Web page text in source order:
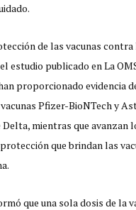
de las vacunas contra
estudio publicado en La
proporcionado evidencia
Pfizer-BioNTech y
mientras que avanzan
que brindan las
que una sola dosis de la